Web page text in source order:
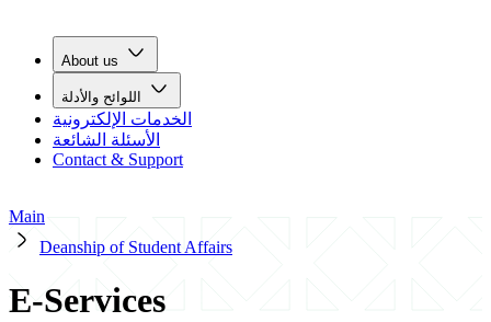
About us
الخدمات الإلكترونية
الأسئلة الشائعة
Contact & Support
Main
Deanship of Student Affairs
E-Services